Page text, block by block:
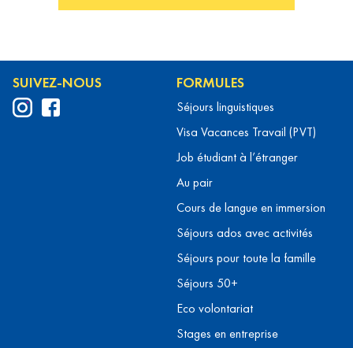
SUIVEZ-NOUS FORMULES
Séjours linguistiques
Visa Vacances Travail (PVT)
Job étudiant à l’étranger
Au pair
Cours de langue en immersion
Séjours ados avec activités
Séjours pour toute la famille
Séjours 50+
Eco volontariat
Stages en entreprise